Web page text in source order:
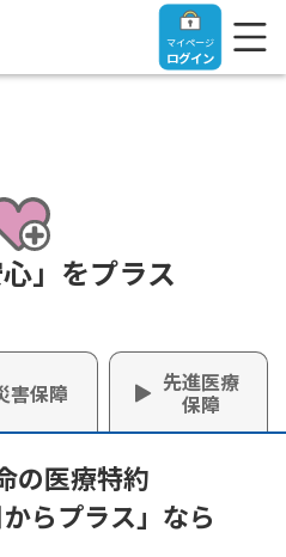
マイページ
ログイン
ログイン
険金のご請求
さま
ま
】企業経営でお悩みの方はこ
」をプラス
害保障 先進医療
保障
の医療特約
からプラス」なら